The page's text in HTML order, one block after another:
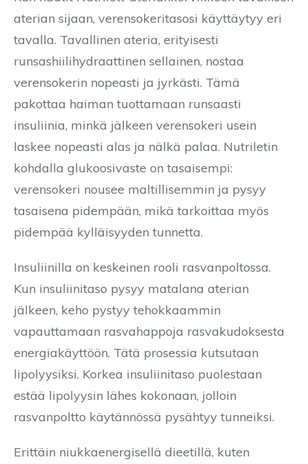
aterian sijaan, verensokeritasosi käyttäytyy eri
tavalla. Tavallinen ateria, erityisesti
runsashiilihydraattinen sellainen, nostaa
verensokerin nopeasti ja jyrkästi. Tämä
pakottaa haiman tuottamaan runsaasti
insuliinia, minkä jälkeen verensokeri usein
laskee nopeasti alas ja nälkä palaa. Nutriletin
kohdalla glukoosivaste on tasaisempi:
verensokeri nousee maltillisemmin ja pysyy
tasaisena pidempään, mikä tarkoittaa myös
pidempää kylläisyyden tunnetta.
Insuliinilla on keskeinen rooli rasvanpoltossa.
Kun insuliinitaso pysyy matalana aterian
jälkeen, keho pystyy tehokkaammin
vapauttamaan rasvahappoja rasvakudoksesta
energiakäyttöön. Tätä prosessia kutsutaan
lipolyysiksi. Korkea insuliinitaso puolestaan
estää lipolyysin lähes kokonaan, jolloin
rasvanpoltto käytännössä pysähtyy tunneiksi.
Erittäin niukkaenergisellä dieetillä, kuten